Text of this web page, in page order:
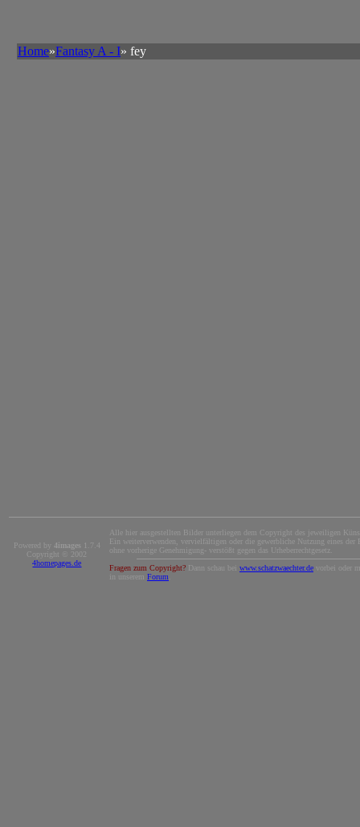
Home»Fantasy A - I» fey
Powered by 4images 1.7.4
Copyright © 2002
4homepages.de
Alle hier ausgestellten Bilder unterliegen dem Copyright des jeweiligen
Ein weiterverwenden, vervielfältigen oder die gewerbliche Nutzung eines der
ohne vorherige Genehmigung- verstößt gegen das Urheberrechtgesetz.
Fragen zum Copyright? Dann schau bei www.schatzwaechter.de vorbei oder
in unserem Forum